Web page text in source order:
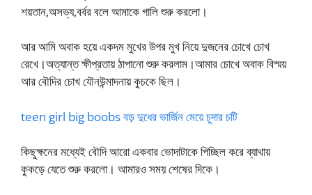
শয়তান,অসভ্য,বর্বর বলে আমাকে গালি শুরু করলো।
আর আমি অবাক হয়ে একদম মুখের উপর মুখ নিয়ে দুজনের চোখে চোখ
রেখে।অত্যান্ত ক্ষীপ্রতায় ঠাপানো শুরু করলাম।আমার চোখে অবাক বিস্ময়
আর বৌদির চোখ যৌনউন্মাদনায় কুচকে ছিল।
teen girl big boobs বড় দুধের ভার্জিন মেয়ে চুদার চটি
কিছুক্ষনের মধ্যেই বৌদি আরো একবার ভোদাটাকে পিচ্ছিল করে ব্যাথায়
কুকড়ে যেতে শুরু করলো। আমারও সময় শেষের দিকে।